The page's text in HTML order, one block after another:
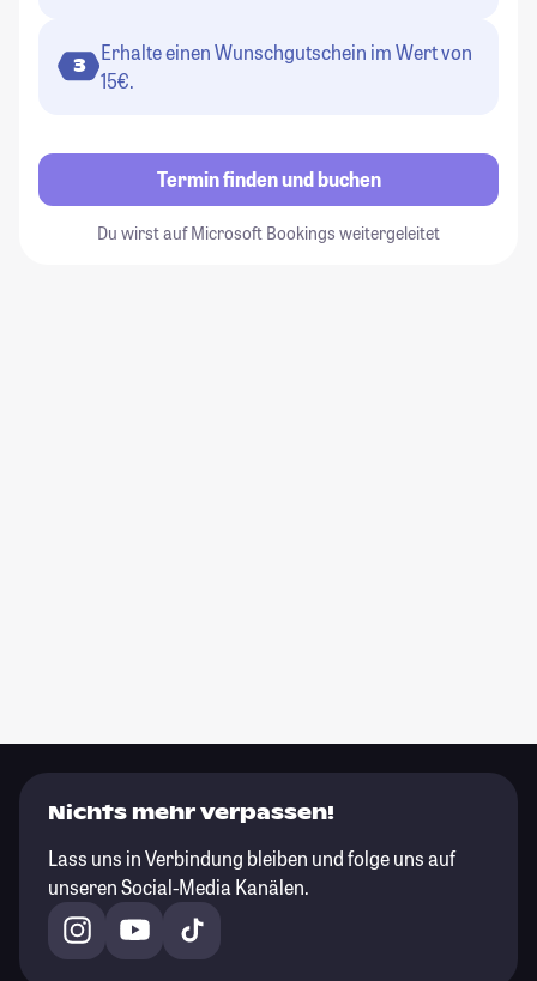
3
Erhalte einen Wunschgutschein im Wert von
15€.
Termin finden und buchen
Du wirst auf Microsoft Bookings weitergeleitet
Nichts mehr verpassen!
Lass uns in Verbindung bleiben und folge uns auf
unseren Social-Media Kanälen.